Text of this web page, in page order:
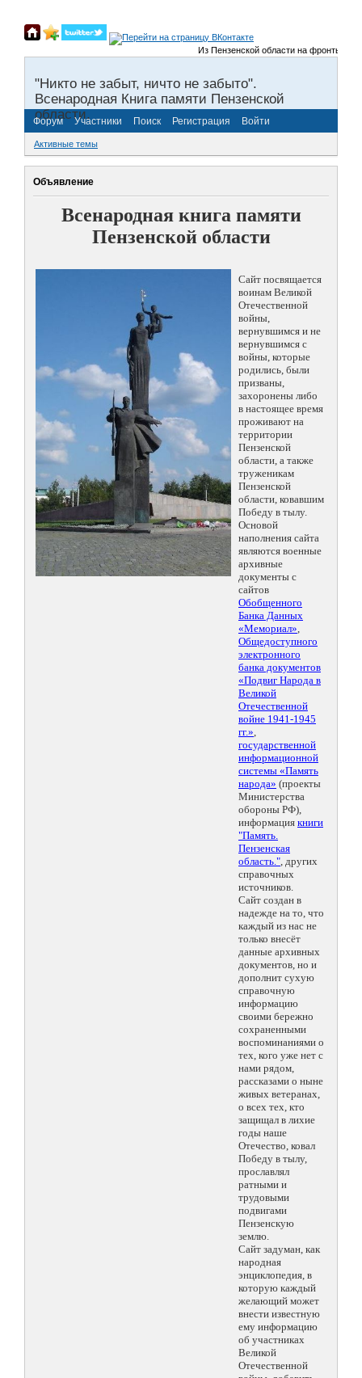
Из Пензенской области на фронты
"Никто не забыт, ничто не забыто".
Всенародная Книга памяти Пензенской
области.
Форум Участники Поиск Регистрация Войти
Активные темы
Объявление
Всенародная книга памяти
Пензенской области
Сайт посвящается
воинам Великой
Отечественной
войны,
вернувшимся и не
вернувшимся с
войны, которые
родились, были
призваны,
захоронены либо
в настоящее время
проживают на
территории
Пензенской
области, а также
труженикам
Пензенской
области, ковавшим
Победу в тылу.
Основой
наполнения сайта
являются военные
архивные
документы с
сайтов
Обобщенного
Банка Данных
«Мемориал»,
Общедоступного
электронного
банка документов
«Подвиг Народа в
Великой
Отечественной
войне 1941-1945
гг.»,
государственной
информационной
системы «Память
народа» (проекты
Министерства
обороны РФ),
информация книги
"Память.
Пензенская
область.", других
справочных
источников.
Сайт создан в
надежде на то, что
каждый из нас не
только внесёт
данные архивных
документов, но и
дополнит сухую
справочную
информацию
своими бережно
сохраненными
воспоминаниями о
тех, кого уже нет с
нами рядом,
рассказами о ныне
живых ветеранах,
о всех тех, кто
защищал в лихие
годы наше
Отечество, ковал
Победу в тылу,
прославлял
ратными и
трудовыми
подвигами
Пензенскую
землю.
Сайт задуман, как
народная
энциклопедия, в
которую каждый
желающий может
внести известную
ему информацию
об участниках
Великой
Отечественной